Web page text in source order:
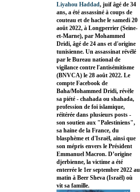
Liyahou Haddad, juif âgé de 34
ans, a été assassiné à coups de
couteau et de hache le samedi 20
août 2022, à Longperrier (Seine-
et-Marne), par Mohammed
Dridi, âgé de 24 ans et d'origine
tunisienne. Un assassinat révélé
par le Bureau national de
vigilance contre l'antisémitisme
(BNVCA) le 28 août 2022. Le
compte Facebook de
Baha/Mohammed Dridi, révèle
sa piété - chahada ou shahada,
profession de foi islamique,
réitérée dans plusieurs posts -
son soutien aux "Palestiniens",
sa haine de la France, du
blasphème et d'Israël, ainsi que
son mépris envers le Président
Emmanuel Macron. D’origine
djerbienne, la victime a été
enterrée le 1er septembre 2022 au
matin à Beer Sheva (Israël) où
vit sa famille.